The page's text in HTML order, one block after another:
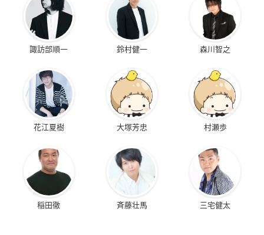
諏訪部順一 鈴村健一 森川智之
花江夏樹 大塚芳忠 村瀬歩
稲田徹 斉藤壮馬 三宅健太